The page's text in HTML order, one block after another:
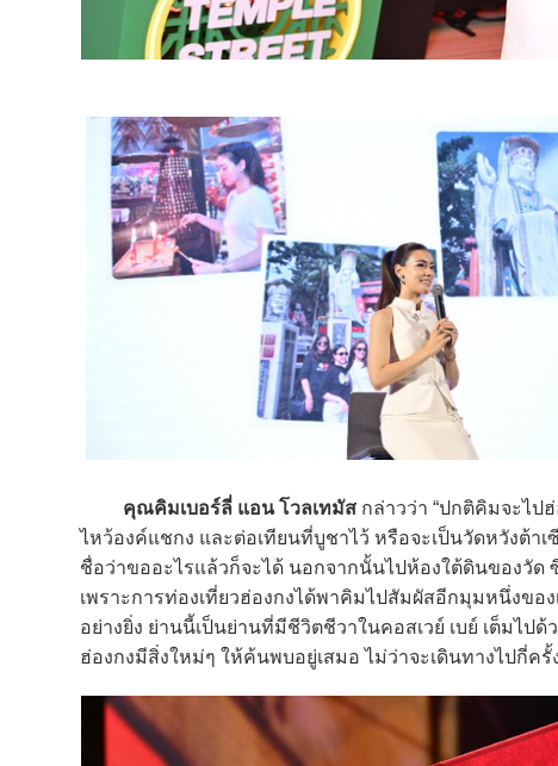
คุณคิมเบอร์ลี่ แอน โวลเทมัส กล่าวว่า “ปกติคิมจะไป
ไหว้องค์แชกง และต่อเทียนที่บูชาไว้ หรือจะเป็นวัดหวังต้า
ชื่อว่าขออะไรแล้วก็จะได้ นอกจากนั้นไปห้องใต้ดินของวัด
เพราะการท่องเที่ยวฮ่องกงได้พาคิมไปสัมผัสอีกมุมหนึ่งขอ
อย่างยิ่ง ย่านนี้เป็นย่านที่มีชีวิตชีวาในคอสเวย์ เบย์ เต็มไป
ฮ่องกงมีสิ่งใหม่ๆ ให้ค้นพบอยู่เสมอ ไม่ว่าจะเดินทางไปกี่ค